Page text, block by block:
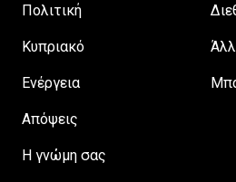
Πολιτική
Κυπριακό
Ενέργεια
Απόψεις
H γνώμη σας